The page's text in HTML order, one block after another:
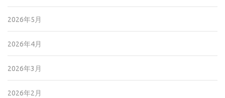
2026年5月
2026年4月
2026年3月
2026年2月